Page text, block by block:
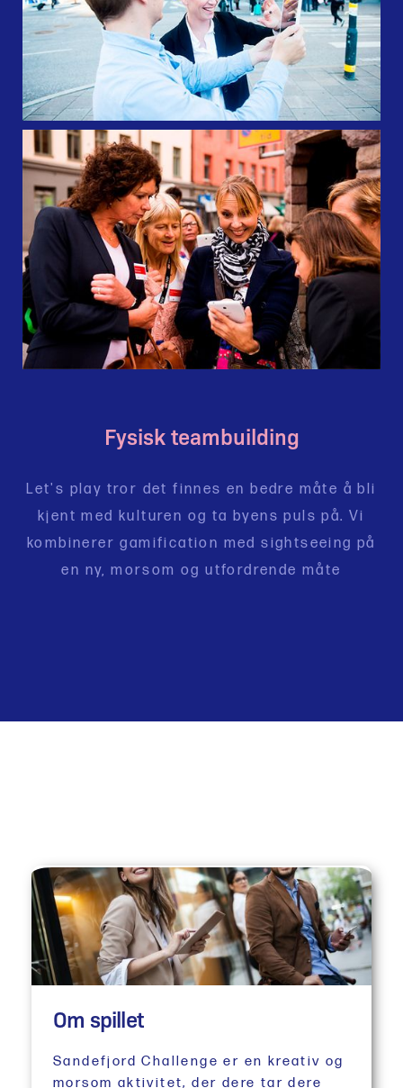
Fysisk teambuilding
Let's play tror det finnes en bedre måte å bli
kjent med kulturen og ta byens puls på. Vi
kombinerer gamification med sightseeing på
en ny, morsom og utfordrende måte
Om spillet
Sandefjord Challenge er en kreativ og
morsom aktivitet, der dere tar dere